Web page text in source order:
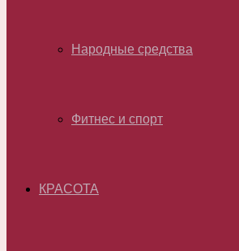
Народные средства
Фитнес и спорт
КРАСОТА